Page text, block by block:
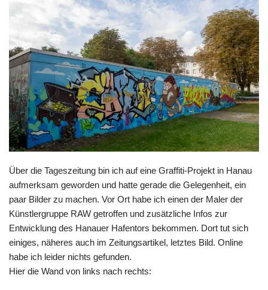
Über die Tageszeitung bin ich auf eine Graffiti-Projekt in Hanau
aufmerksam geworden und hatte gerade die Gelegenheit, ein
paar Bilder zu machen. Vor Ort habe ich einen der Maler der
Künstlergruppe RAW getroffen und zusätzliche Infos zur
Entwicklung des Hanauer Hafentors bekommen. Dort tut sich
einiges, näheres auch im Zeitungsartikel, letztes Bild. Online
habe ich leider nichts gefunden.
Hier die Wand von links nach rechts: